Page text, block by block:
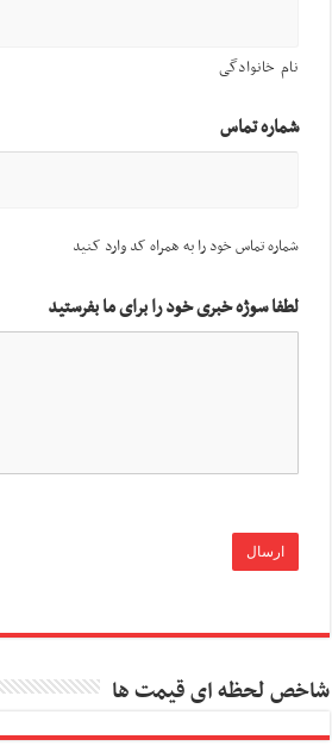
نام خانوادگی
شماره تماس
شماره تماس خود را به همراه کد وارد کنید
لطفا سوژه خبری خود را برای ما بفرستید
شاخص لحظه ای قیمت ها